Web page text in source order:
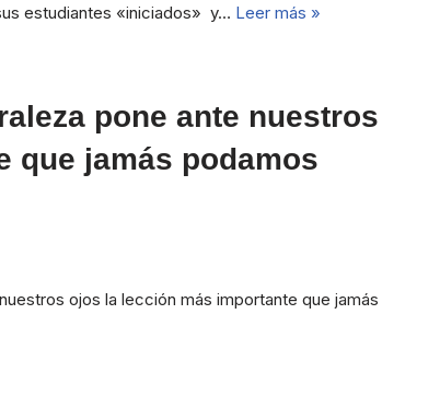
estudiantes «iniciados» y… Leer más »
pone ante nuestros
que jamás podamos
ojos la lección más importante que jamás